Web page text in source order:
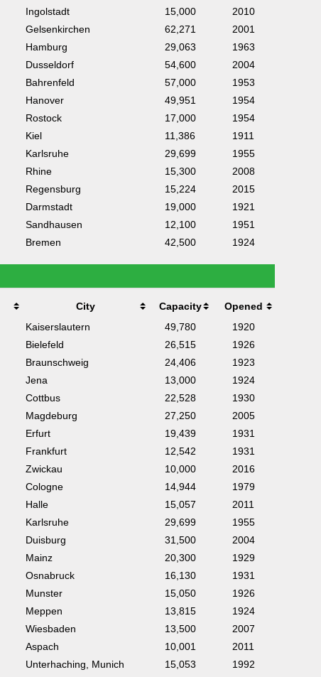
Ingolstadt 15,000
2010
Gelsenkirchen 62,271
2001
Hamburg 29,063
1963
Dusseldorf 54,600
2004
Bahrenfeld 57,000
1953
Hanover 49,951
1954
Rostock 17,000
1954
Kiel 11,386
1911
Karlsruhe 29,699
1955
Rhine 15,300
2008
Regensburg 15,224
2015
Darmstadt 19,000
1921
Sandhausen 12,100
1951
Bremen 42,500 1924
City Capacity
Opened
Kaiserslautern 49,780
1920
Bielefeld 26,515
1926
Braunschweig 24,406
1923
Jena 13,000
1924
Cottbus 22,528
1930
Magdeburg 27,250
2005
Erfurt 19,439
1931
Frankfurt 12,542
1931
Zwickau 10,000
2016
Cologne 14,944
1979
Halle 15,057
2011
Karlsruhe 29,699
1955
Duisburg 31,500
2004
Mainz 20,300
1929
Osnabruck 16,130
1931
Munster 15,050
1926
Meppen 13,815
1924
Wiesbaden 13,500
2007
Aspach 10,001
2011
Unterhaching, Munich 15,053
1992